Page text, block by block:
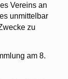
Vereins an
unmittelbar
zu
am 8.